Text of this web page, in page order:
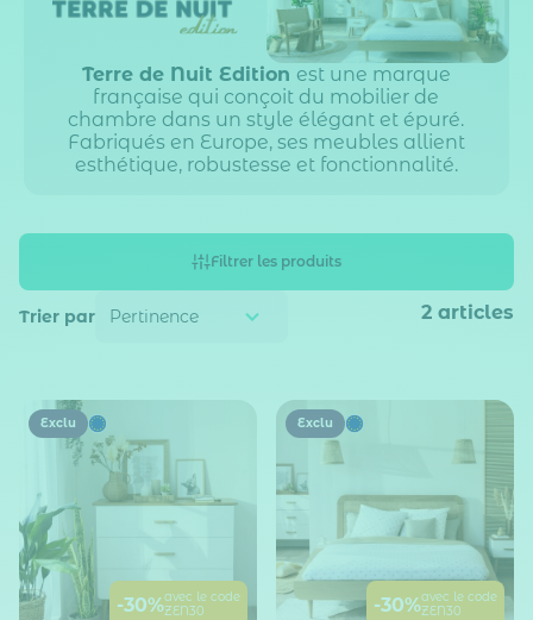
Terre de Nuit Edition est une marque
française qui conçoit du mobilier de
chambre dans un style élégant et épuré.
Fabriqués en Europe, ses meubles allient
esthétique, robustesse et fonctionnalité.
Filtrer les produits
Trier par 2 articles
Exclu
-30%avec le code
ZEN30
Exclu
-30%avec le code
ZEN30